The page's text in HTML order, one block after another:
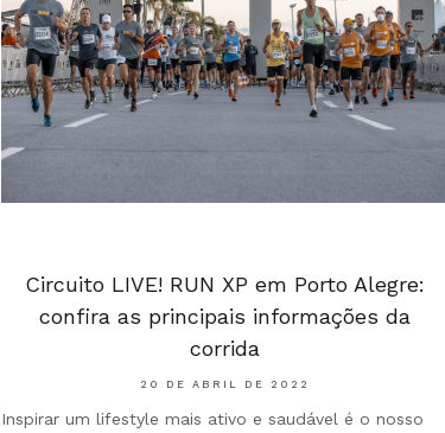
Circuito LIVE! RUN XP em Porto Alegre:
confira as principais informações da
corrida
20 DE ABRIL DE 2022
Inspirar um lifestyle mais ativo e saudável é o nosso